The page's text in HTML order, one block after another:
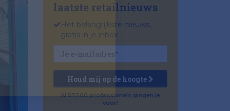
laatste retailnieuws
Het belangrijkste nieuws,
gratis in je inbox
Houd mij op de hoogte
Al 57.500 professionals gingen je
voor!